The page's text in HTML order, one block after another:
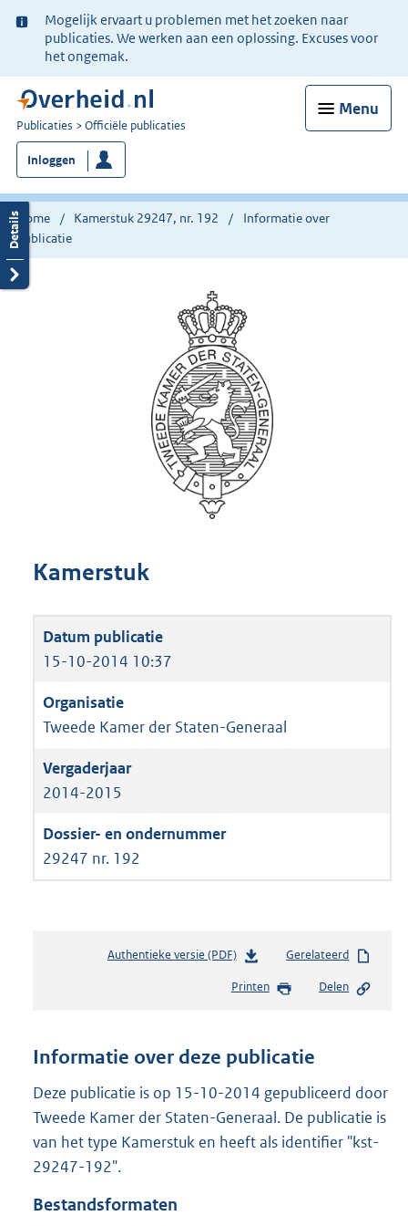
Ter
informatie:
Mogelijk ervaart u problemen met het zoeken naar
publicaties. We werken aan een oplossing. Excuses voor
het ongemak.
Menu
U
bent
nu
hier:
Publicaties Officiële publicaties
Inloggen
Home Kamerstuk 29247, nr. 192
Informatie over
publicatie
Kamerstuk
15-10-2014 10:37
Tweede Kamer der Staten-Generaal
2014-2015
29247 nr. 192
Authentieke versie (PDF)b
s
n
s
r
o
Gerelateerd
Printen Delen
Informatie over deze publicatie
Deze publicatie is op 15-10-2014 gepubliceerd door
Tweede Kamer der Staten-Generaal. De publicatie is
van het type Kamerstuk en heeft als identifier "kst-
29247-192".
Bestandsformaten